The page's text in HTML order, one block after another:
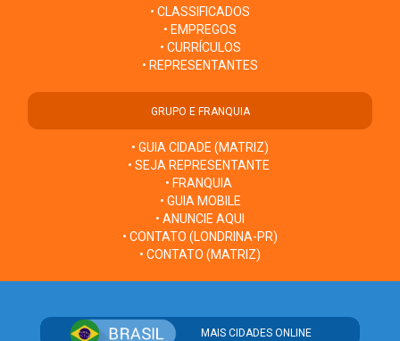
• CLASSIFICADOS
• EMPREGOS
• CURRÍCULOS
• REPRESENTANTES
GRUPO E FRANQUIA
• GUIA CIDADE (MATRIZ)
• SEJA REPRESENTANTE
• FRANQUIA
• GUIA MOBILE
• ANUNCIE AQUI
• CONTATO (LONDRINA-PR)
• CONTATO (MATRIZ)
MAIS CIDADES ONLINE